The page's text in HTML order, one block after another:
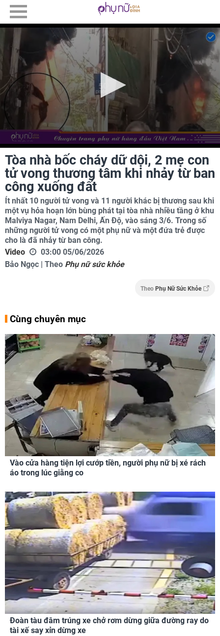
Tòa nhà bốc cháy dữ dội, 2 mẹ con
tử vong thương tâm khi nhảy từ ban
công xuống đất
Ít nhất 10 người tử vong và 11 người khác bị thương sau khi
một vụ hỏa hoạn lớn bùng phát tại tòa nhà nhiều tầng ở khu
Malviya Nagar, Nam Delhi, Ấn Độ, vào sáng 3/6. Trong số
những người tử vong có một phụ nữ và một đứa trẻ được
cho là đã nhảy từ ban công.
Video
03:00 05/06/2026
Bảo Ngọc | Theo Phụ nữ sức khỏe
Theo Phụ Nữ Sức Khỏe
Cùng chuyên mục
Vào cửa hàng tiện lợi cướp tiền, người phụ nữ bị xé rách
áo trong lúc giằng co
Đoàn tàu đâm trúng xe chở rơm dừng giữa đường ray do
tài xế say xỉn dừng xe